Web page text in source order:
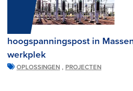
hoogspanningspost in
werkplek
OPLOSSINGEN , PROJECTEN